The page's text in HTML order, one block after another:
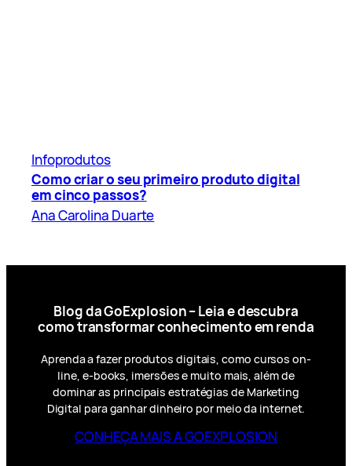
Infoprodutos
Como criar o seu primeiro produto digital
em cinco passos?
Ana Carolina Duarte
Blog da GoExplosion – Leia e descubra
como transformar conhecimento em renda
Aprenda a fazer produtos digitais, como cursos on-
line, e-books, imersões e muito mais, além de
dominar as principais estratégias de Marketing
Digital para ganhar dinheiro por meio da internet.
CONHEÇA MAIS A GOEXPLOSION